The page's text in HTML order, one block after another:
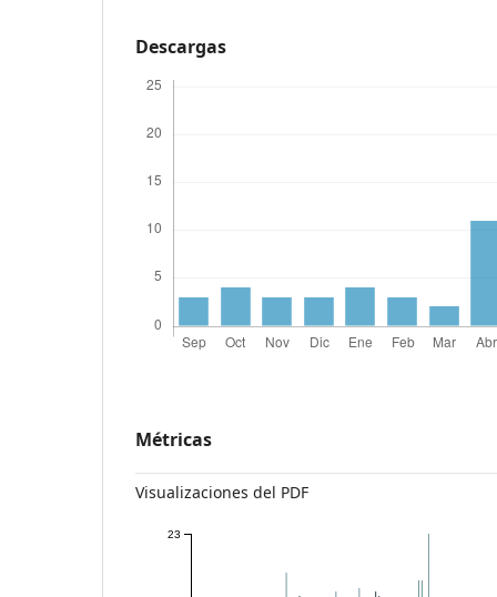
Descargas
Métricas
Visualizaciones del PDF
23